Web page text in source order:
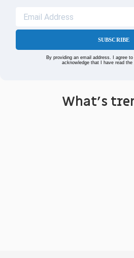
SUBSCRIBE
By providing an email address. I agree
acknowledge that I have read the
What's